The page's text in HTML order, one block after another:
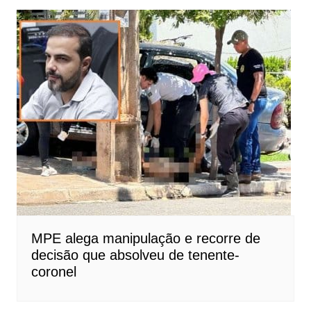
MPE alega manipulação e recorre de
decisão que absolveu de tenente-
coronel